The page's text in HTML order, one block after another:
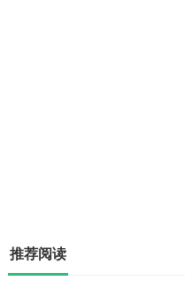
推荐阅读